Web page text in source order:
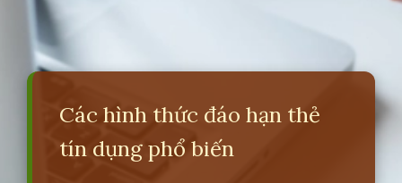
Các hình thức đáo hạn thẻ
tín dụng phổ biến